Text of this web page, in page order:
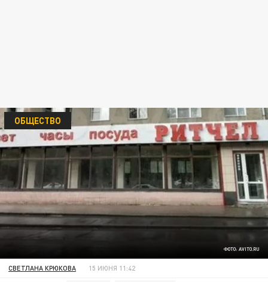
ФОТО: AVITO.RU
ОБЩЕСТВО
СВЕТЛАНА КРЮКОВА 15 ИЮНЯ 11:42